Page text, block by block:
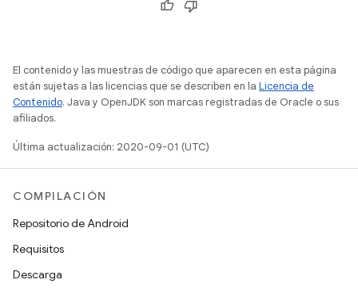
El contenido y las muestras de código que aparecen en esta página
están sujetas a las licencias que se describen en la Licencia de
Contenido. Java y OpenJDK son marcas registradas de Oracle o sus
afiliados.
Última actualización: 2020-09-01 (UTC)
COMPILACIÓN
Repositorio de Android
Requisitos
Descarga